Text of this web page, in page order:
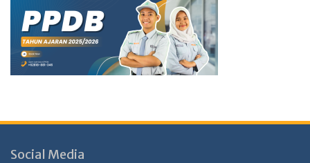
Social Media